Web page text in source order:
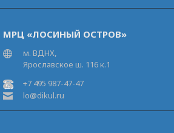
МРЦ «ЛОСИНЫЙ ОСТРОВ»
м. ВДНХ,
Ярославское ш. 116 к.1
+7 495 987-47-47
lo@dikul.ru